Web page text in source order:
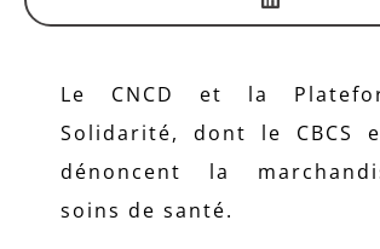
Le CNCD et la
Solidarité, dont le CBCS
dénoncent la
soins de santé.